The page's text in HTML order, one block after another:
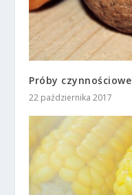
Próby czynnościowe
22 października 2017